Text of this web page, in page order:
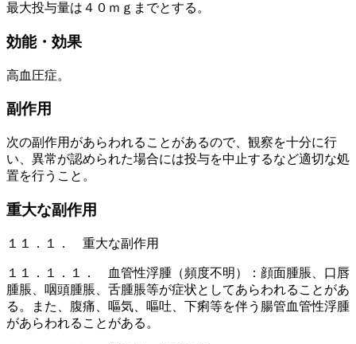
最大投与量は４０ｍｇまでとする。
効能・効果
高血圧症。
副作用
次の副作用があらわれることがあるので、観察を十分に行
い、異常が認められた場合には投与を中止するなど適切な処
置を行うこと。
重大な副作用
１１．１． 重大な副作用
１１．１．１． 血管性浮腫（頻度不明）：顔面腫脹、口唇
腫脹、咽頭腫脹、舌腫脹等が症状としてあらわれることがあ
る。また、腹痛、嘔気、嘔吐、下痢等を伴う腸管血管性浮腫
があらわれることがある。